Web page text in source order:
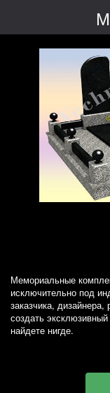
Мемориальные
исключительно под
заказчика,
создать
найдете нигде.